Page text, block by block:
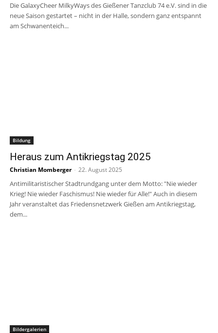
Die GalaxyCheer MilkyWays des Gießener Tanzclub 74 e.V. sind in die
neue Saison gestartet – nicht in der Halle, sondern ganz entspannt
am Schwanenteich...
Bildung
Heraus zum Antikriegstag 2025
Christian Momberger - 22. August 2025
Antimilitaristischer Stadtrundgang unter dem Motto: "Nie wieder
Krieg! Nie wieder Faschismus! Nie wieder für Alle!" Auch in diesem
Jahr veranstaltet das Friedensnetzwerk Gießen am Antikriegstag,
dem...
Bildergalerien